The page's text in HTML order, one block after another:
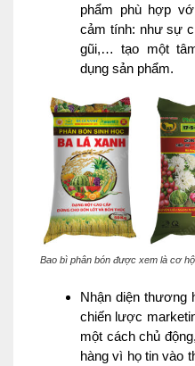
phẩm phù hợp
cảm tính: như sự
gũi,… tạo một
dụng sản phẩm.
Bao bì phân bón được xem là cơ
Nhận diện thương
chiến lược
một cách chủ
hàng vì họ tin vào